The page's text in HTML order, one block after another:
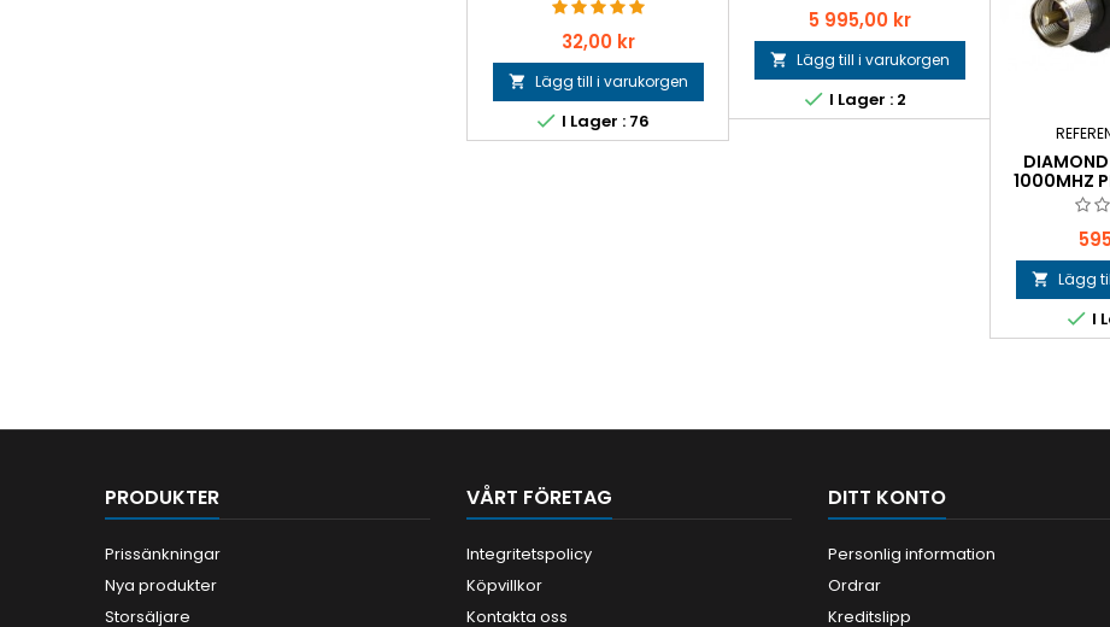
Pris
32,00 kr
 Lägg till i varukorgen
 I Lager : 76
Pris
5 995,00 kr
 Lägg till i varukorgen
 I Lager : 2
1000MHZ
Pris
 Lägg
 I
PRODUKTER
Prissänkningar
Nya produkter
Storsäljare
VÅRT FÖRETAG
Integritetspolicy
Köpvillkor
Kontakta oss
DITT KONTO
Personlig information
Ordrar
Kreditslipp